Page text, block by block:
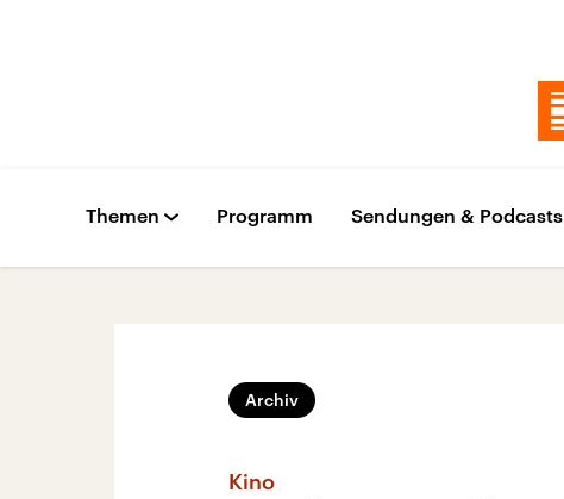
Themen Programm Sendungen & Podcasts
Archiv
Kino